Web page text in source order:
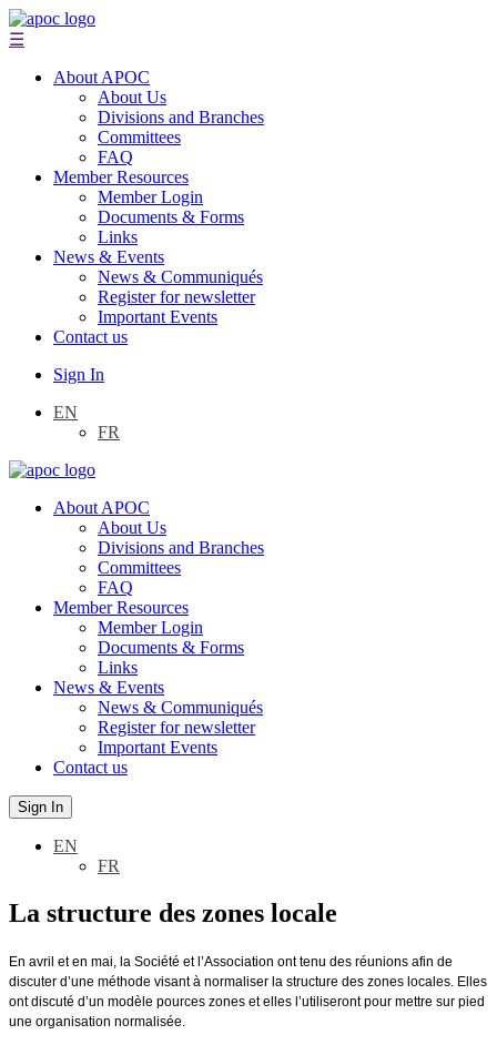
☰
About APOC
About Us
Divisions and Branches
Committees
FAQ
Member Resources
Member Login
Documents & Forms
Links
News & Events
News & Communiqués
Register for newsletter
Important Events
Contact us
Sign In
EN
FR
About APOC
About Us
Divisions and Branches
Committees
FAQ
Member Resources
Member Login
Documents & Forms
Links
News & Events
News & Communiqués
Register for newsletter
Important Events
Contact us
Sign In
EN
FR
La structure des zones locale
En avril et en mai, la Société et l’Association ont tenu des réunions afin de
discuter d’une méthode visant à normaliser la structure des zones locales. Elles
ont discuté d’un modèle pources zones et elles l’utiliseront pour mettre sur pied
une organisation normalisée.